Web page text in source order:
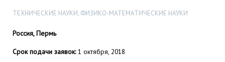
ТЕХНИЧЕСКИЕ НАУКИ, ФИЗИКО-МАТЕМАТИЧЕСКИЕ НАУКИ
Россия, Пермь
Срок подачи заявок:1 октября, 2018